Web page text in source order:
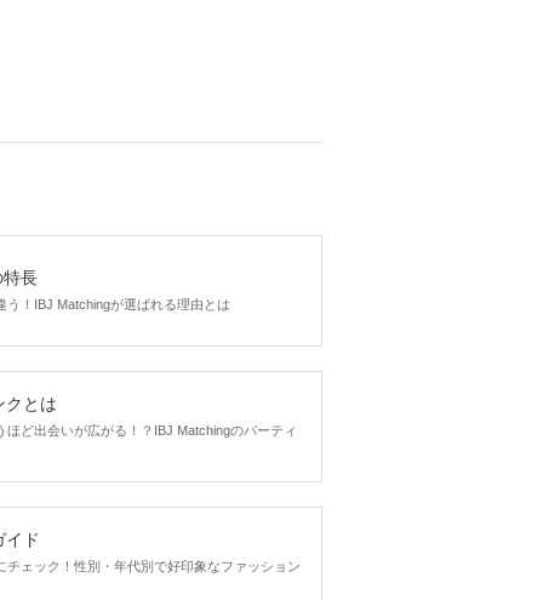
特長
う！IBJ Matchingが選ばれる理由とは
クとは
ほど出会いが広がる！？IBJ Matchingのパーティ
イド
チェック！性別・年代別で好印象なファッション